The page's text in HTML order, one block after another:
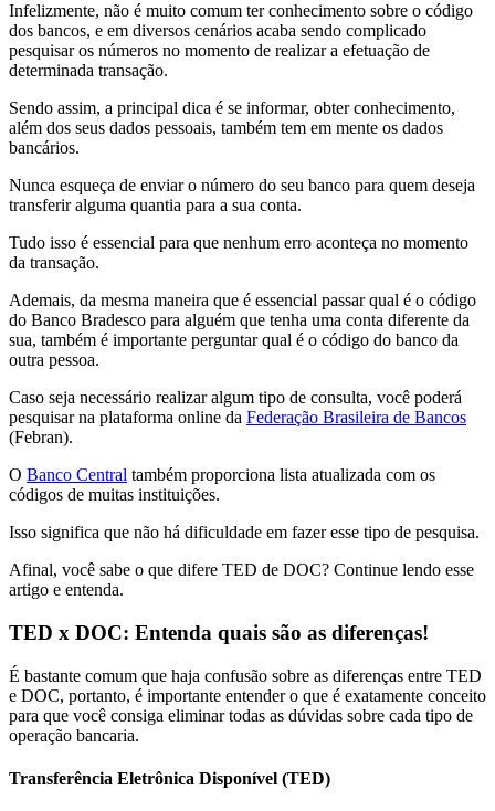
Infelizmente, não é muito comum ter conhecimento sobre o código
dos bancos, e em diversos cenários acaba sendo complicado
pesquisar os números no momento de realizar a efetuação de
determinada transação.
Sendo assim, a principal dica é se informar, obter conhecimento,
além dos seus dados pessoais, também tem em mente os dados
bancários.
Nunca esqueça de enviar o número do seu banco para quem deseja
transferir alguma quantia para a sua conta.
Tudo isso é essencial para que nenhum erro aconteça no momento
da transação.
Ademais, da mesma maneira que é essencial passar qual é o código
do Banco Bradesco para alguém que tenha uma conta diferente da
sua, também é importante perguntar qual é o código do banco da
outra pessoa.
Caso seja necessário realizar algum tipo de consulta, você poderá
pesquisar na plataforma online da Federação Brasileira de Bancos
(Febran).
O Banco Central também proporciona lista atualizada com os
códigos de muitas instituições.
Isso significa que não há dificuldade em fazer esse tipo de pesquisa.
Afinal, você sabe o que difere TED de DOC? Continue lendo esse
artigo e entenda.
TED x DOC: Entenda quais são as diferenças!
É bastante comum que haja confusão sobre as diferenças entre TED
e DOC, portanto, é importante entender o que é exatamente conceito
para que você consiga eliminar todas as dúvidas sobre cada tipo de
operação bancaria.
Transferência Eletrônica Disponível (TED)